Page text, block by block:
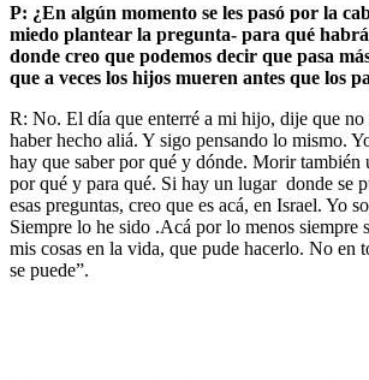
P: ¿En algún momento se les pasó por la
miedo plantear la pregunta- para qué
donde creo que podemos decir que pasa
que a veces los hijos mueren antes que los
R: No. El día que enterré a mi hijo, dije que no
haber hecho aliá. Y sigo pensando lo mismo.
hay que saber por qué y dónde. Morir también
por qué y para qué. Si hay un lugar donde se
esas preguntas, creo que es acá, en Israel. Yo
Siempre lo he sido .Acá por lo menos siempre
mis cosas en la vida, que pude hacerlo. No en
se puede”.